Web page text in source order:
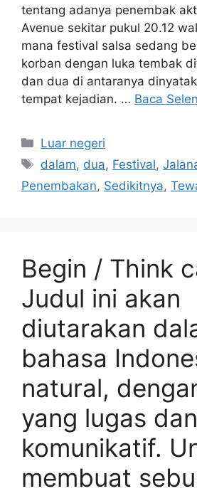
tentang adanya penembak
Avenue sekitar pukul 20.12
mana festival salsa sedang
korban dengan luka tembak
dan dua di antaranya
tempat kejadian. … Baca
Kategori
Luar negeri
Tag
dalam, dua, Festival,
Penembakan, Sedikitnya,
Begin / Think
Judul ini akan
diutarakan
bahasa
natural,
yang lugas dan
komunikatif.
membuat